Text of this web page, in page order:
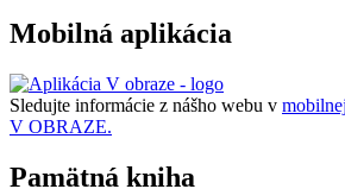
Mobilná aplikácia
Sledujte informácie z nášho webu v
V OBRAZE.
Pamätná kniha